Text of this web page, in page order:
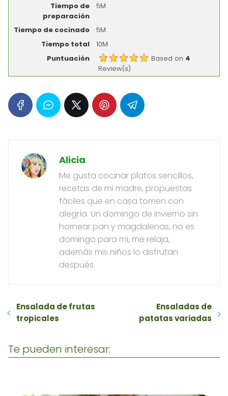
Tiempo de
preparación
5M
Tiempo de cocinado
5M
Tiempo total
10M
Puntuación
Based on 4
Review(s)
Alicia
Me gusta cocinar platos sencillos,
recetas de mi madre, propuestas
fáciles que en casa tomen con
alegría. Un domingo de invierno sin
hornear pan y magdalenas, no es
domingo para mi, me relaja,
además mis niños lo disfrutan
después.
Ensalada de frutas
tropicales
Ensaladas de
patatas variadas
Te pueden interesar: